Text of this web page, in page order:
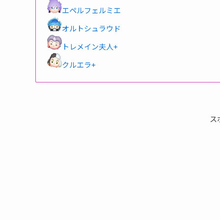
エペルフェルミエ
オルトシュラウド
トレメイン夫人+
クルエラ+
ス